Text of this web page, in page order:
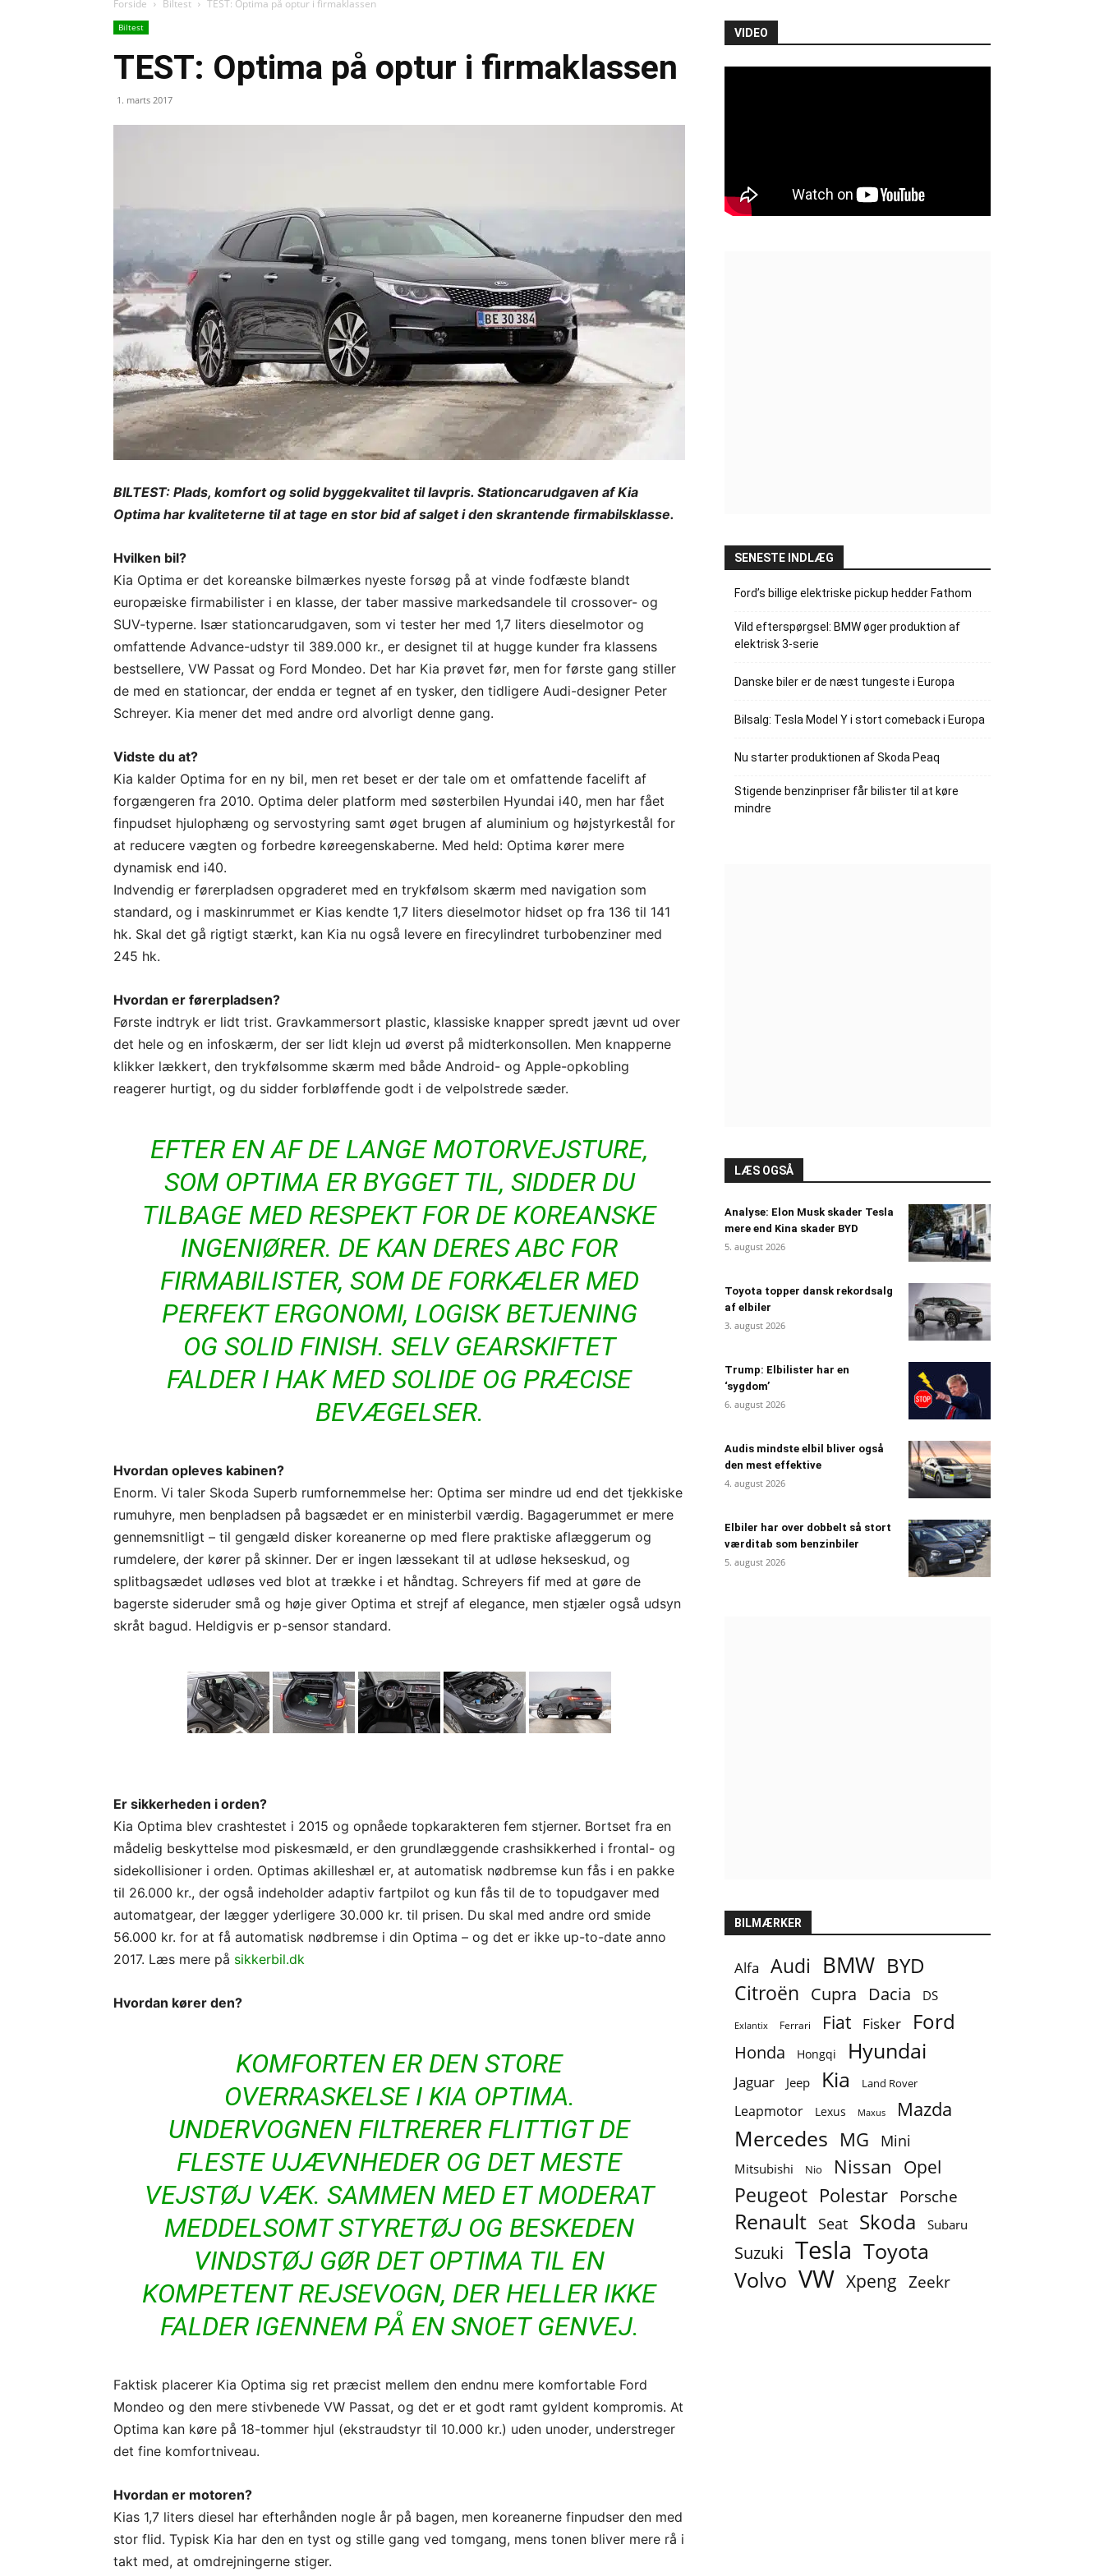
Forside Biltest TEST: Optima på optur i firmaklassen
Biltest
TEST: Optima på optur i firmaklassen
1. marts 2017
BILTEST: Plads, komfort og solid byggekvalitet til lavpris. Stationcarudgaven af Kia
Optima har kvaliteterne til at tage en stor bid af salget i den skrantende firmabilsklasse.
Hvilken bil?
Kia Optima er det koreanske bilmærkes nyeste forsøg på at vinde fodfæste blandt
europæiske firmabilister i en klasse, der taber massive markedsandele til crossover- og
SUV-typerne. Især stationcarudgaven, som vi tester her med 1,7 liters dieselmotor og
omfattende Advance-udstyr til 389.000 kr., er designet til at hugge kunder fra klassens
bestsellere, VW Passat og Ford Mondeo. Det har Kia prøvet før, men for første gang stiller
de med en stationcar, der endda er tegnet af en tysker, den tidligere Audi-designer Peter
Schreyer. Kia mener det med andre ord alvorligt denne gang.
Vidste du at?
Kia kalder Optima for en ny bil, men ret beset er der tale om et omfattende facelift af
forgængeren fra 2010. Optima deler platform med søsterbilen Hyundai i40, men har fået
finpudset hjulophæng og servostyring samt øget brugen af aluminium og højstyrkestål for
at reducere vægten og forbedre køreegenskaberne. Med held: Optima kører mere
dynamisk end i40.
Indvendig er førerpladsen opgraderet med en trykfølsom skærm med navigation som
standard, og i maskinrummet er Kias kendte 1,7 liters dieselmotor hidset op fra 136 til 141
hk. Skal det gå rigtigt stærkt, kan Kia nu også levere en firecylindret turbobenziner med
245 hk.
Hvordan er førerpladsen?
Første indtryk er lidt trist. Gravkammersort plastic, klassiske knapper spredt jævnt ud over
det hele og en infoskærm, der ser lidt klejn ud øverst på midterkonsollen. Men knapperne
klikker lækkert, den trykfølsomme skærm med både Android- og Apple-opkobling
reagerer hurtigt, og du sidder forbløffende godt i de velpolstrede sæder.
EFTER EN AF DE LANGE MOTORVEJSTURE,
SOM OPTIMA ER BYGGET TIL, SIDDER DU
TILBAGE MED RESPEKT FOR DE KOREANSKE
INGENIØRER. DE KAN DERES ABC FOR
FIRMABILISTER, SOM DE FORKÆLER MED
PERFEKT ERGONOMI, LOGISK BETJENING
OG SOLID FINISH. SELV GEARSKIFTET
FALDER I HAK MED SOLIDE OG PRÆCISE
BEVÆGELSER.
Hvordan opleves kabinen?
Enorm. Vi taler Skoda Superb rumfornemmelse her: Optima ser mindre ud end det tjekkiske
rumuhyre, men benpladsen på bagsædet er en ministerbil værdig. Bagagerummet er mere
gennemsnitligt – til gengæld disker koreanerne op med flere praktiske aflæggerum og
rumdelere, der kører på skinner. Der er ingen læssekant til at udløse hekseskud, og
splitbagsædet udløses ved blot at trække i et håndtag. Schreyers fif med at gøre de
bagerste sideruder små og høje giver Optima et strejf af elegance, men stjæler også udsyn
skråt bagud. Heldigvis er p-sensor standard.
Er sikkerheden i orden?
Kia Optima blev crashtestet i 2015 og opnåede topkarakteren fem stjerner. Bortset fra en
mådelig beskyttelse mod piskesmæld, er den grundlæggende crashsikkerhed i frontal- og
sidekollisioner i orden. Optimas akilleshæl er, at automatisk nødbremse kun fås i en pakke
til 26.000 kr., der også indeholder adaptiv fartpilot og kun fås til de to topudgaver med
automatgear, der lægger yderligere 30.000 kr. til prisen. Du skal med andre ord smide
56.000 kr. for at få automatisk nødbremse i din Optima – og det er ikke up-to-date anno
2017. Læs mere på sikkerbil.dk
Hvordan kører den?
KOMFORTEN ER DEN STORE
OVERRASKELSE I KIA OPTIMA.
UNDERVOGNEN FILTRERER FLITTIGT DE
FLESTE UJÆVNHEDER OG DET MESTE
VEJSTØJ VÆK. SAMMEN MED ET MODERAT
MEDDELSOMT STYRETØJ OG BESKEDEN
VINDSTØJ GØR DET OPTIMA TIL EN
KOMPETENT REJSEVOGN, DER HELLER IKKE
FALDER IGENNEM PÅ EN SNOET GENVEJ.
Faktisk placerer Kia Optima sig ret præcist mellem den endnu mere komfortable Ford
Mondeo og den mere stivbenede VW Passat, og det er et godt ramt gyldent kompromis. At
Optima kan køre på 18-tommer hjul (ekstraudstyr til 10.000 kr.) uden unoder, understreger
det fine komfortniveau.
Hvordan er motoren?
Kias 1,7 liters diesel har efterhånden nogle år på bagen, men koreanerne finpudser den med
stor flid. Typisk Kia har den en tyst og stille gang ved tomgang, mens tonen bliver mere rå i
takt med, at omdrejningerne stiger.
VIDEO
SENESTE INDLÆG
Ford’s billige elektriske pickup hedder Fathom
Vild efterspørgsel: BMW øger produktion af
elektrisk 3-serie
Danske biler er de næst tungeste i Europa
Bilsalg: Tesla Model Y i stort comeback i Europa
Nu starter produktionen af Skoda Peaq
Stigende benzinpriser får bilister til at køre
mindre
LÆS OGSÅ
Analyse: Elon Musk skader Tesla
mere end Kina skader BYD
5. august 2026
Toyota topper dansk rekordsalg
af elbiler
3. august 2026
Trump: Elbilister har en
‘sygdom’
6. august 2026
Audis mindste elbil bliver også
den mest effektive
4. august 2026
Elbiler har over dobbelt så stort
værditab som benzinbiler
5. august 2026
BILMÆRKER
Alfa Audi BMW BYD
Citroën Cupra Dacia DS
Exlantix Ferrari Fiat Fisker Ford
Honda Hongqi Hyundai
Jaguar Jeep Kia Land Rover
Leapmotor Lexus Maxus Mazda
Mercedes MG Mini
Mitsubishi Nio Nissan Opel
Peugeot Polestar Porsche
Renault Seat Skoda Subaru
Suzuki Tesla Toyota
Volvo VW Xpeng Zeekr